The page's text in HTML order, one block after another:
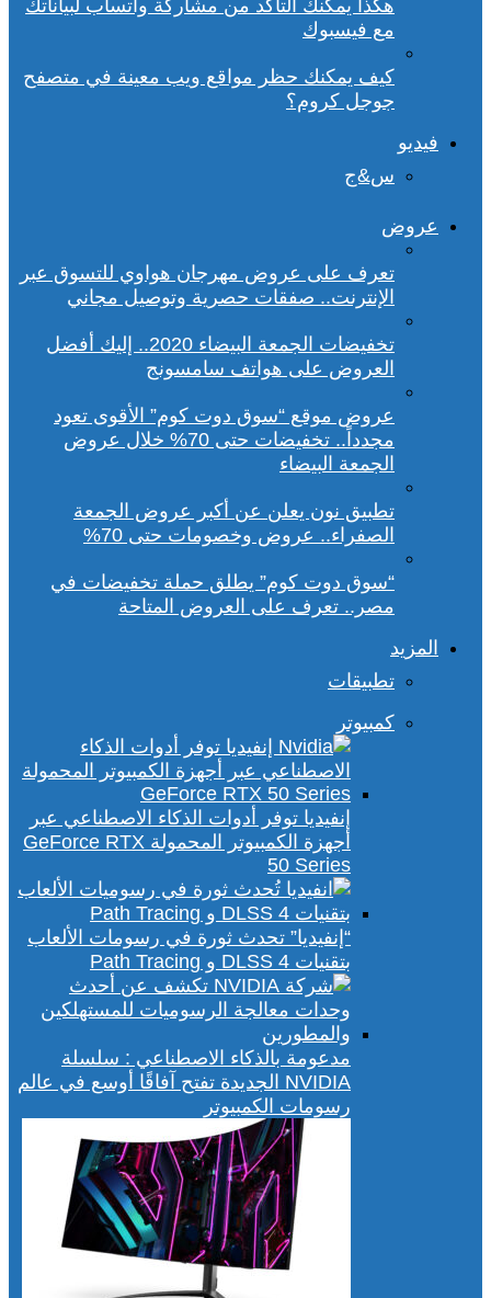
هكذا يمكنك التأكد من مشاركة واتساب لبياناتك
مع فيسبوك
كيف يمكنك حظر مواقع ويب معينة في متصفح
جوجل كروم؟
فيديو
س&ج
عروض
تعرف على عروض مهرجان هواوي للتسوق عبر
الإنترنت.. صفقات حصرية وتوصيل مجاني
تخفيضات الجمعة البيضاء 2020.. إليك أفضل
العروض على هواتف سامسونج
عروض موقع “سوق دوت كوم” الأقوى تعود
مجدداً.. تخفيضات حتى 70% خلال عروض
الجمعة البيضاء
تطبيق نون يعلن عن أكبر عروض الجمعة
الصفراء.. عروض وخصومات حتى 70%
“سوق دوت كوم” يطلق حملة تخفيضات في
مصر.. تعرف على العروض المتاحة
المزيد
تطبيقات
كمبيوتر
إنفيديا توفر أدوات الذكاء الاصطناعي عبر
أجهزة الكمبيوتر المحمولة GeForce RTX
50 Series
“إنفيديا” تحدث ثورة في رسومات الألعاب
بتقنيات DLSS 4 و Path Tracing
مدعومة بالذكاء الاصطناعي : سلسلة
NVIDIA الجديدة تفتح آفاقًا أوسع في عالم
رسومات الكمبيوتر